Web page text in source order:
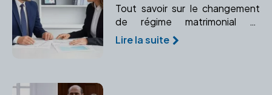
Tout savoir sur le changement
de régime matrimonial et
pourquoi consulter un notaire
pour cette démarche
Lire la suite